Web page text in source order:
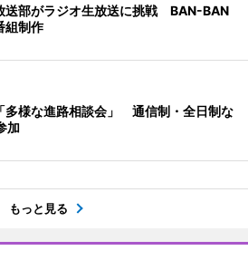
送部がラジオ生放送に挑戦 BAN-BAN
組制作
多様な進路相談会」 通信制・全日制な
加
もっと見る